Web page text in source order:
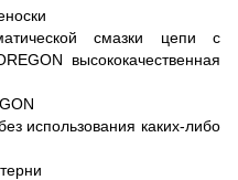
смазки цепи с
высококачественная
использования каких-либо